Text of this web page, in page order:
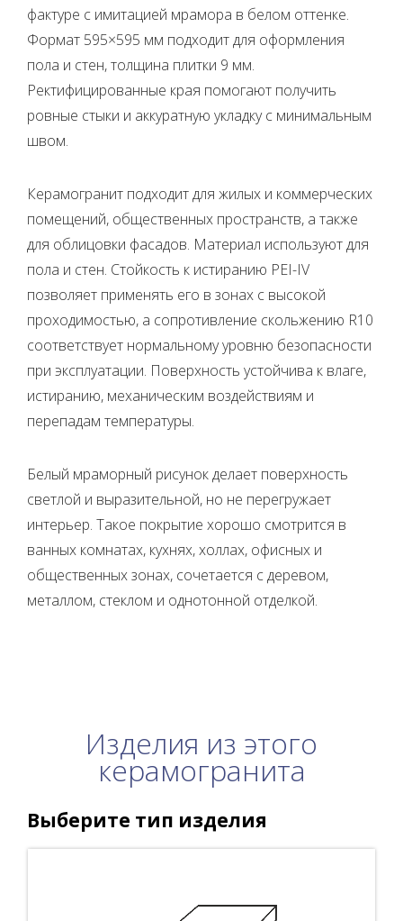
фактуре с имитацией мрамора в белом оттенке.
Формат 595×595 мм подходит для оформления
пола и стен, толщина плитки 9 мм.
Ректифицированные края помогают получить
ровные стыки и аккуратную укладку с минимальным
швом.
Керамогранит подходит для жилых и коммерческих
помещений, общественных пространств, а также
для облицовки фасадов. Материал используют для
пола и стен. Стойкость к истиранию PEI-IV
позволяет применять его в зонах с высокой
проходимостью, а сопротивление скольжению R10
соответствует нормальному уровню безопасности
при эксплуатации. Поверхность устойчива к влаге,
истиранию, механическим воздействиям и
перепадам температуры.
Белый мраморный рисунок делает поверхность
светлой и выразительной, но не перегружает
интерьер. Такое покрытие хорошо смотрится в
ванных комнатах, кухнях, холлах, офисных и
общественных зонах, сочетается с деревом,
металлом, стеклом и однотонной отделкой.
Изделия из этого
керамогранита
Выберите тип изделия